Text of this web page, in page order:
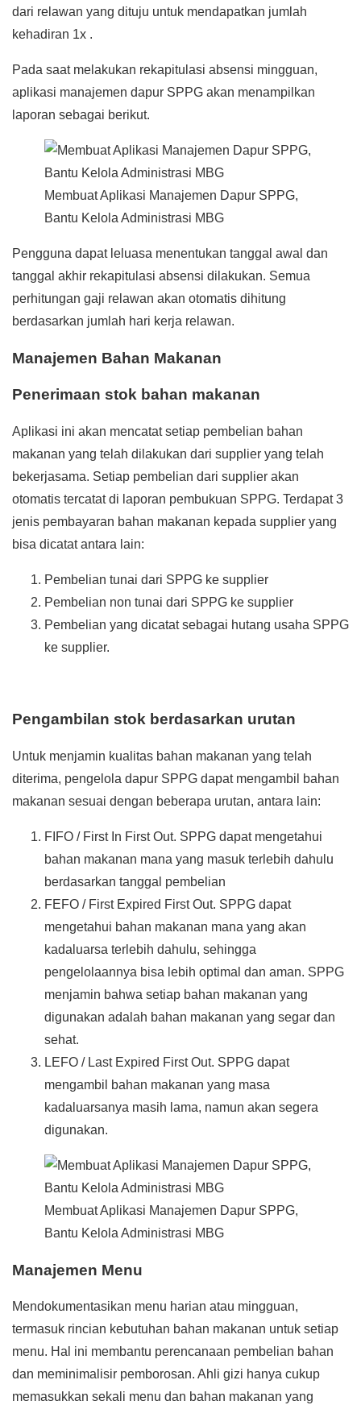
dari relawan yang dituju untuk mendapatkan jumlah
kehadiran 1x .
Pada saat melakukan rekapitulasi absensi mingguan,
aplikasi manajemen dapur SPPG akan menampilkan
laporan sebagai berikut.
Membuat Aplikasi Manajemen Dapur SPPG,
Bantu Kelola Administrasi MBG
Pengguna dapat leluasa menentukan tanggal awal dan
tanggal akhir rekapitulasi absensi dilakukan. Semua
perhitungan gaji relawan akan otomatis dihitung
berdasarkan jumlah hari kerja relawan.
Manajemen Bahan Makanan
Penerimaan stok bahan makanan
Aplikasi ini akan mencatat setiap pembelian bahan
makanan yang telah dilakukan dari supplier yang telah
bekerjasama. Setiap pembelian dari supplier akan
otomatis tercatat di laporan pembukuan SPPG. Terdapat 3
jenis pembayaran bahan makanan kepada supplier yang
bisa dicatat antara lain:
Pembelian tunai dari SPPG ke supplier
Pembelian non tunai dari SPPG ke supplier
Pembelian yang dicatat sebagai hutang usaha SPPG
ke supplier.
Pengambilan stok berdasarkan urutan
Untuk menjamin kualitas bahan makanan yang telah
diterima, pengelola dapur SPPG dapat mengambil bahan
makanan sesuai dengan beberapa urutan, antara lain:
FIFO / First In First Out. SPPG dapat mengetahui
bahan makanan mana yang masuk terlebih dahulu
berdasarkan tanggal pembelian
FEFO / First Expired First Out. SPPG dapat
mengetahui bahan makanan mana yang akan
kadaluarsa terlebih dahulu, sehingga
pengelolaannya bisa lebih optimal dan aman. SPPG
menjamin bahwa setiap bahan makanan yang
digunakan adalah bahan makanan yang segar dan
sehat.
LEFO / Last Expired First Out. SPPG dapat
mengambil bahan makanan yang masa
kadaluarsanya masih lama, namun akan segera
digunakan.
Membuat Aplikasi Manajemen Dapur SPPG,
Bantu Kelola Administrasi MBG
Manajemen Menu
Mendokumentasikan menu harian atau mingguan,
termasuk rincian kebutuhan bahan makanan untuk setiap
menu. Hal ini membantu perencanaan pembelian bahan
dan meminimalisir pemborosan. Ahli gizi hanya cukup
memasukkan sekali menu dan bahan makanan yang